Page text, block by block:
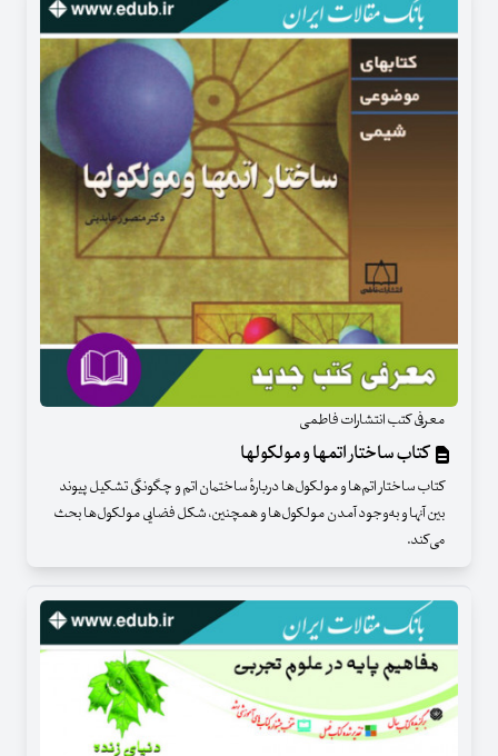
معرفی کتب انتشارات فاطمی
کتاب ساختار اتمها و مولکولها
کتاب ساختار اتم‌ها و مولکول‌ها دربارهٔ ساختمان اتم و چگونگی تشکیل پیوند
بین آنها و به‌وجود آمدن مولکول‌ها و همچنین، شکل فضایی مولکول‌ها بحث
می‌کند.